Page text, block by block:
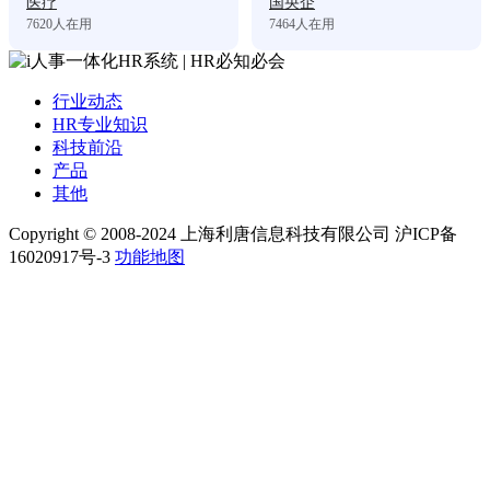
7620人在用 7464人在用
行业动态
HR专业知识
科技前沿
产品
其他
Copyright © 2008-2024 上海利唐信息科技有限公司 沪ICP备
16020917号-3 功能地图